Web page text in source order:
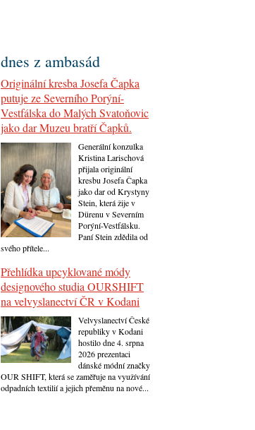
dnes z ambasád
Originální kresba Josefa Čapka
putuje ze Severního Porýní-
Vestfálska do Malých Svatoňovic
jako dar Muzeu bratří Čapků.
Generální konzulka
Kristina Larischová
přijala originální
kresbu Josefa Čapka
jako dar od Krystyny
Stein, která žije v
Dürenu v Severním
Porýní-Vestfálsku.
Paní Stein zdědila od
svého přítele...
Přehlídka upcyklované módy
designového studia OURSHIFT
na velvyslanectví ČR v Kodani
Velvyslanectví České
republiky v Kodani
hostilo dne 4. srpna
2026 prezentaci
dánské módní značky
OUR SHIFT, která se zaměřuje na využívání
odpadních textilií a jejich přeměnu na nové...